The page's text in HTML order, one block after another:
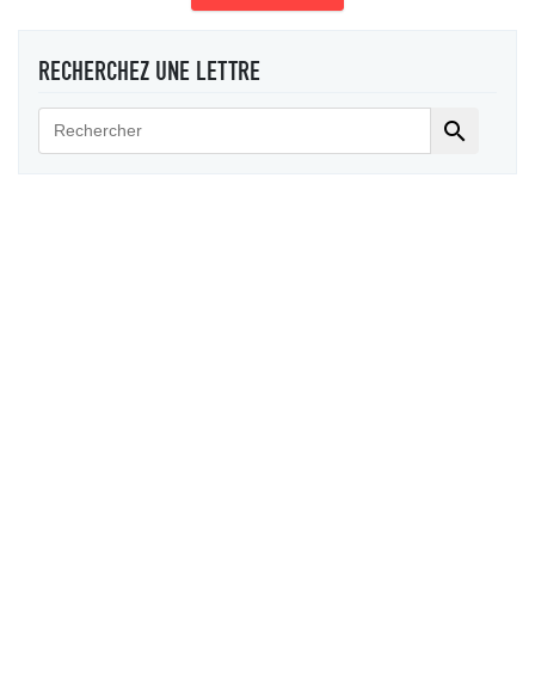
RECHERCHEZ UNE LETTRE
